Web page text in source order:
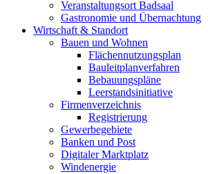
Veranstaltungsort Badsaal
Gastronomie und Übernachtung
Wirtschaft & Standort
Bauen und Wohnen
Flächennutzungsplan
Bauleitplanverfahren
Bebauungspläne
Leerstandsinitiative
Firmenverzeichnis
Registrierung
Gewerbegebiete
Banken und Post
Digitaler Marktplatz
Windenergie